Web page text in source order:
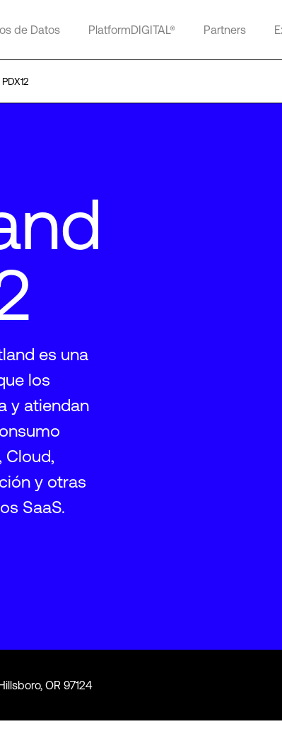
de Datos PlatformDIGITAL® Partners
PDX12
es una
los
y atiendan
Cloud,
y otras
SaaS.
OR 97124